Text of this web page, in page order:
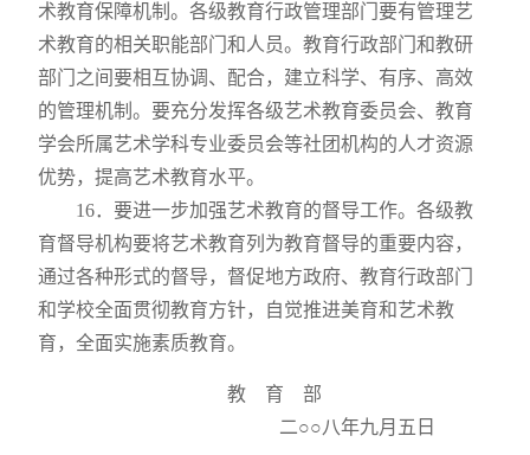
术教育保障机制。各级教育行政管理部门要有管理艺
术教育的相关职能部门和人员。教育行政部门和教研
部门之间要相互协调、配合，建立科学、有序、高效
的管理机制。要充分发挥各级艺术教育委员会、教育
学会所属艺术学科专业委员会等社团机构的人才资源
优势，提高艺术教育水平。
16．要进一步加强艺术教育的督导工作。各级教
育督导机构要将艺术教育列为教育督导的重要内容，
通过各种形式的督导，督促地方政府、教育行政部门
和学校全面贯彻教育方针，自觉推进美育和艺术教
育，全面实施素质教育。
教 育 部
二○○八年九月五日